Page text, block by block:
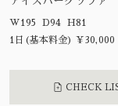
W195 D94 H81
1日(基本料金) ¥30,000
CHECK